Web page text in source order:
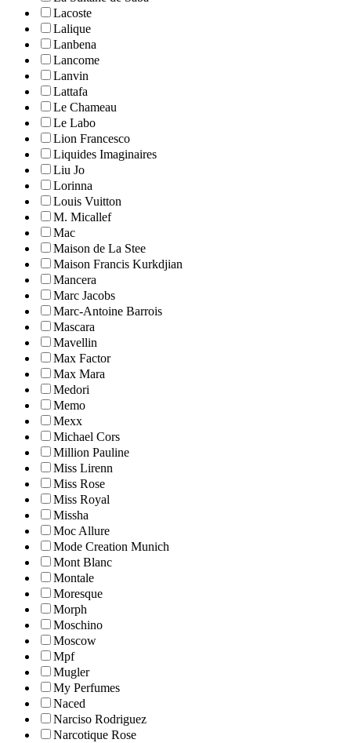
Lacoste
Lalique
Lanbena
Lancome
Lanvin
Lattafa
Le Chameau
Le Labo
Lion Francesco
Liquides Imaginaires
Liu Jo
Lorinna
Louis Vuitton
M. Micallef
Mac
Maison de La Stee
Maison Francis Kurkdjian
Mancera
Marc Jacobs
Marc-Antoine Barrois
Mascara
Mavellin
Max Factor
Max Mara
Medori
Memo
Mexx
Michael Cors
Million Pauline
Miss Lirenn
Miss Rose
Miss Royal
Missha
Moc Allure
Mode Creation Munich
Mont Blanc
Montale
Moresque
Morph
Moschino
Moscow
Mpf
Mugler
My Perfumes
Naced
Narciso Rodriguez
Narcotique Rose